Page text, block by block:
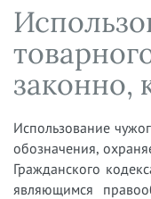
Преимущества
фирмы
Кейсы
Вакансии
Налоговая
Сопровождение
Ведение
Ведение дел о
Новости
Аудиоподкасты
Видеоподкасты
Справочная
Вопросы-ответы
Вебинары и
Прямые эфиры
законно,
Использование
обозначения,
Гражданского
являющимся